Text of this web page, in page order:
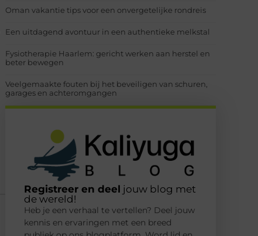
Oman vakantie tips voor een onvergetelijke rondreis
Een uitdagend avontuur in een authentieke melkstal
Fysiotherapie Haarlem: gericht werken aan herstel en
beter bewegen
Veelgemaakte fouten bij het beveiligen van schuren,
garages en achteromgangen
Registreer en deel jouw blog met
de wereld!
Heb je een verhaal te vertellen? Deel jouw
kennis en ervaringen met een breed